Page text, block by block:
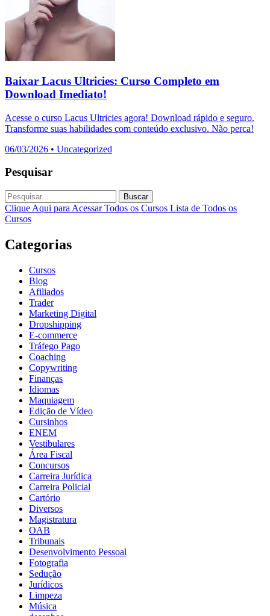
Baixar Lacus Ultricies: Curso Completo em
Download Imediato!
Acesse o curso Lacus Ultricies agora! Download rápido e seguro.
Transforme suas habilidades com conteúdo exclusivo. Não perca!
06/03/2026 • Uncategorized
Pesquisar
Buscar
Clique Aqui para Acessar Todos os Cursos Lista de Todos os
Cursos
Categorias
Cursos
Blog
Afiliados
Trader
Marketing Digital
Dropshipping
E-commerce
Tráfego Pago
Coaching
Copywriting
Finanças
Idiomas
Maquiagem
Edição de Vídeo
Cursinhos
ENEM
Vestibulares
Área Fiscal
Concursos
Carreira Jurídica
Carreira Policial
Cartório
Diversos
Magistratura
OAB
Tribunais
Desenvolvimento Pessoal
Fotografia
Sedução
Jurídicos
Limpeza
Música